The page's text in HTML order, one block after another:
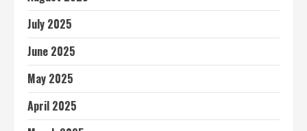
July 2025
June 2025
May 2025
April 2025